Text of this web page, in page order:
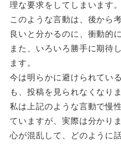
理な要求をしてしまいます。
このような言動は、後から
良いと分かるのに、衝動的
また、いろいろ勝手に期待
ます。
今は明らかに避けられてい
も、投稿を見られなくなり
私は上記のような言動で慢
ていますが、実際は分かりま
心が混乱して、どのように